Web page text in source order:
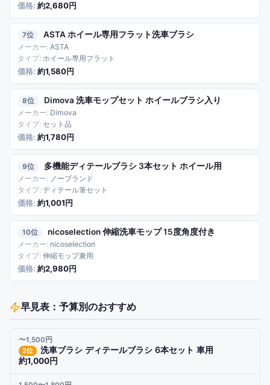
約2,680円
7 ASTA ホイール専用フラット洗車ブラシ
ASTA
ホイール専用フラット
約1,580円
8 Dimova 洗車モップセット ホイールブラシ入り
Dimova
セット品
約1,780円
9 多機能ディテールブラシ 3本セット ホイール用
ノーブランド
ディテール筆セット
約1,001円
10 nicoselection 伸縮洗車モップ 15度角度付き
nicoselection
伸縮モップ兼用
約2,980円
早見表：予算別のおすすめ
〜1,500円
2位 洗車ブラシ ディテールブラシ 6本セット 車用
約1,000円